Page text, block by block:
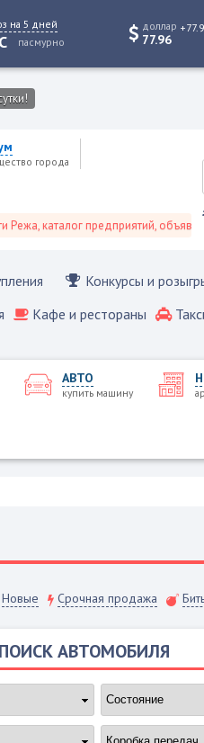
на 5 дней
C пасмурно
доллар
77.96
города
предприятий, объявления,
Конкурсы и
Кафе и рестораны
АВТО
купить машину
Новые Срочная продажа
АВТОМОБИЛЯ